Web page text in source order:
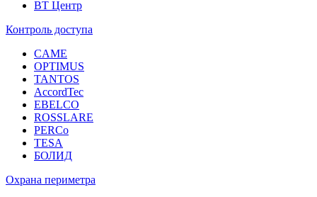
ВТ Центр
Контроль доступа
CAME
OPTIMUS
TANTOS
AccordTec
EBELCO
ROSSLARE
PERCo
TESA
БОЛИД
Охрана периметра